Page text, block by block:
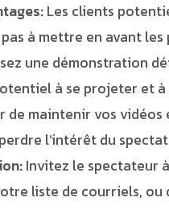
Les clients
à mettre en avant
une démonstration
à se projeter et
de maintenir vos
l’intérêt du
Invitez le spectateur
liste de courriels,